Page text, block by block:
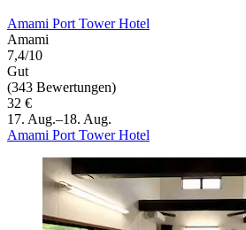
Amami Port Tower Hotel
Amami
7,4/10
Gut
(343 Bewertungen)
32 €
17. Aug.–18. Aug.
Amami Port Tower Hotel